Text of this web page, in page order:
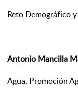
Reto Demográfico
Antonio Mancilla
Agua, Promoción